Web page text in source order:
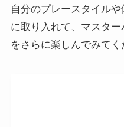
自分のプレースタイル
に取り入れて、マスタ
をさらに楽しんでみてく